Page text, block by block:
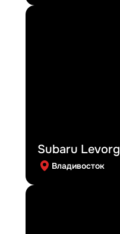
Subaru Levorg
Владивосток